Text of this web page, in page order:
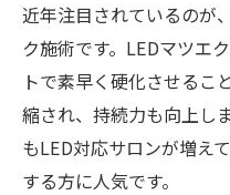
近年注目されているのが
ク施術です。LEDマツエ
トで素早く硬化させるこ
縮され、持続力も向上し
もLED対応サロンが増え
する方に人気です。